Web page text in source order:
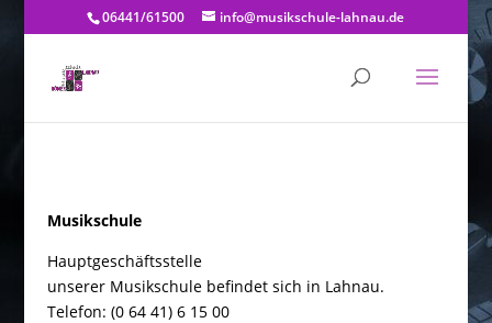
06441/61500 info@musikschule-lahnau.de
Musikschule
Hauptgeschäftsstelle
unserer Musikschule befindet sich in Lahnau.
Telefon: (0 64 41) 6 15 00